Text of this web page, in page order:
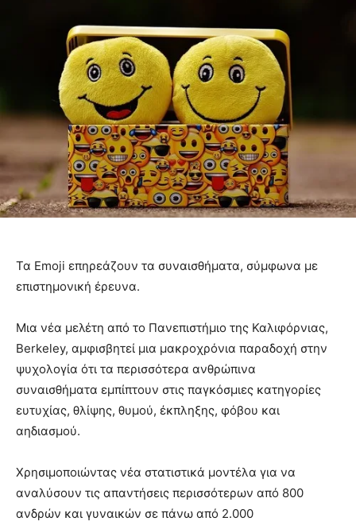
Τα Emoji επηρεάζουν τα συναισθήματα, σύμφωνα με
επιστημονική έρευνα.
Μια νέα μελέτη από το Πανεπιστήμιο της Καλιφόρνιας,
Berkeley, αμφισβητεί μια μακροχρόνια παραδοχή στην
ψυχολογία ότι τα περισσότερα ανθρώπινα
συναισθήματα εμπίπτουν στις παγκόσμιες κατηγορίες
ευτυχίας, θλίψης, θυμού, έκπληξης, φόβου και
αηδιασμού.
Χρησιμοποιώντας νέα στατιστικά μοντέλα για να
αναλύσουν τις απαντήσεις περισσότερων από 800
ανδρών και γυναικών σε πάνω από 2.000